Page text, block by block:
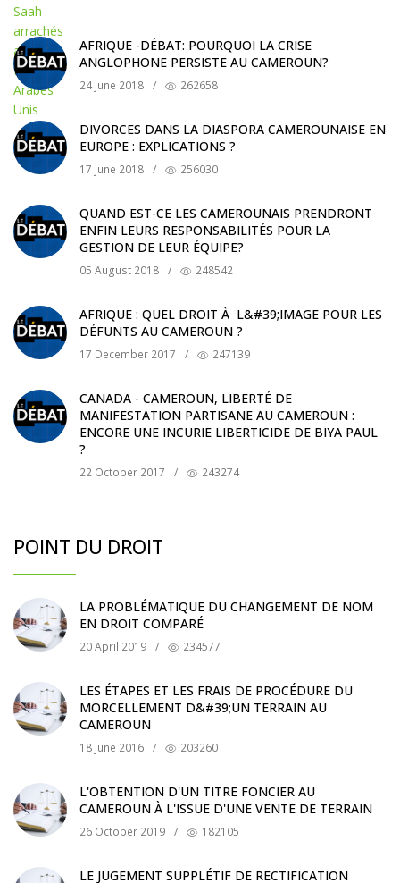
AFRIQUE -DÉBAT: POURQUOI LA CRISE
ANGLOPHONE PERSISTE AU CAMEROUN?
24 June 2018 / 262658
DIVORCES DANS LA DIASPORA CAMEROUNAISE EN
EUROPE : EXPLICATIONS ?
17 June 2018 / 256030
QUAND EST-CE LES CAMEROUNAIS PRENDRONT
ENFIN LEURS RESPONSABILITÉS POUR LA
GESTION DE LEUR ÉQUIPE?
05 August 2018 / 248542
AFRIQUE : QUEL DROIT À L&#39;IMAGE POUR LES
DÉFUNTS AU CAMEROUN ?
17 December 2017 / 247139
CANADA - CAMEROUN, LIBERTÉ DE
MANIFESTATION PARTISANE AU CAMEROUN :
ENCORE UNE INCURIE LIBERTICIDE DE BIYA PAUL
?
22 October 2017 / 243274
POINT DU DROIT
LA PROBLÉMATIQUE DU CHANGEMENT DE NOM
EN DROIT COMPARÉ
20 April 2019 / 234577
LES ÉTAPES ET LES FRAIS DE PROCÉDURE DU
MORCELLEMENT D&#39;UN TERRAIN AU
CAMEROUN
18 June 2016 / 203260
L'OBTENTION D'UN TITRE FONCIER AU
CAMEROUN À L'ISSUE D'UNE VENTE DE TERRAIN
26 October 2019 / 182105
LE JUGEMENT SUPPLÉTIF DE RECTIFICATION